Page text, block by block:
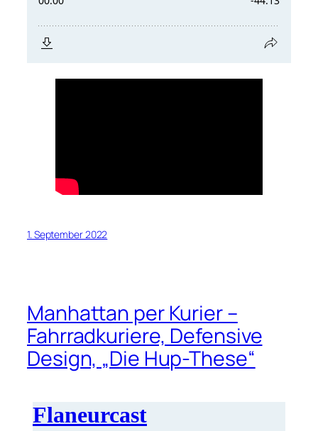
1. September 2022
Manhattan per Kurier –
Fahrradkuriere, Defensive
Design, „Die Hup-These“